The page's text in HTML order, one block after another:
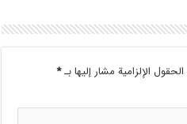
الحقول الإلزامية مشار إليها بـ*